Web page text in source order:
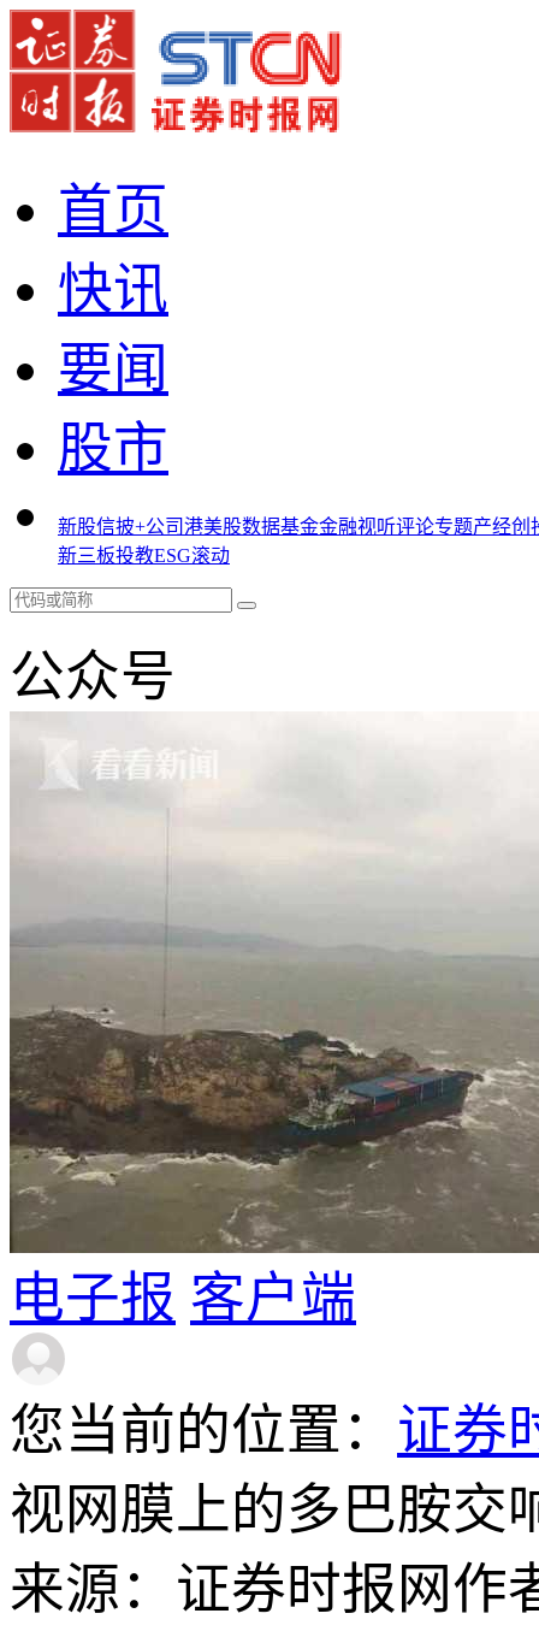
首页
快讯
要闻
股市
新股信披+公司港美股数据基金金融视听评论专题产经创
新三板投教ESG滚动
公众号
电子报 客户端
您当前的位置： 证券
视网膜上的多巴胺交
来源：证券时报网作